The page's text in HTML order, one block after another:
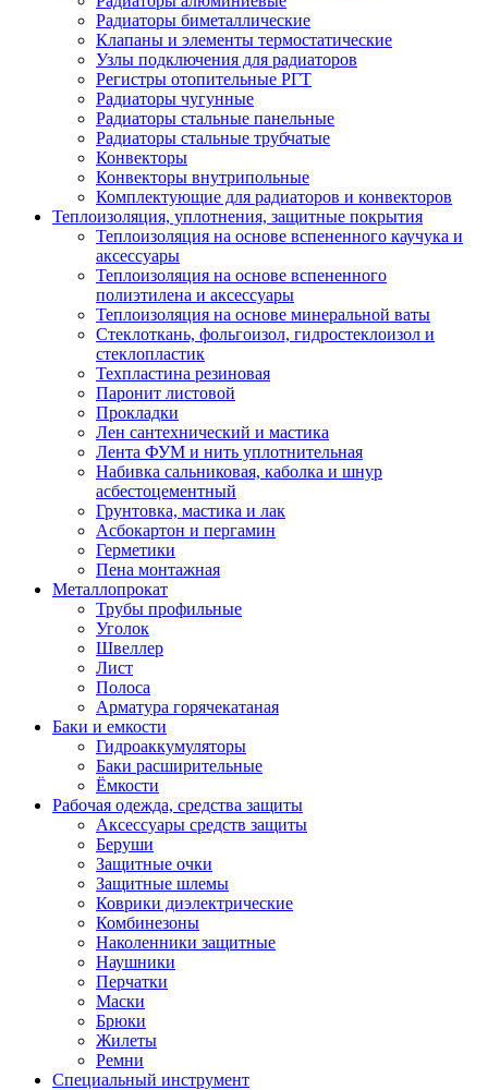
Радиаторы биметаллические
Клапаны и элементы термостатические
Узлы подключения для радиаторов
Регистры отопительные РГТ
Радиаторы чугунные
Радиаторы стальные панельные
Радиаторы стальные трубчатые
Конвекторы
Конвекторы внутрипольные
Комплектующие для радиаторов и конвекторов
Теплоизоляция, уплотнения, защитные покрытия
Теплоизоляция на основе вспененного каучука и
аксессуары
Теплоизоляция на основе вспененного
полиэтилена и аксессуары
Теплоизоляция на основе минеральной ваты
Стеклоткань, фольгоизол, гидростеклоизол и
стеклопластик
Техпластина резиновая
Паронит листовой
Прокладки
Лен сантехнический и мастика
Лента ФУМ и нить уплотнительная
Набивка сальниковая, каболка и шнур
асбестоцементный
Грунтовка, мастика и лак
Асбокартон и пергамин
Герметики
Пена монтажная
Металлопрокат
Трубы профильные
Уголок
Швеллер
Лист
Полоса
Арматура горячекатаная
Баки и емкости
Гидроаккумуляторы
Баки расширительные
Ёмкости
Рабочая одежда, средства защиты
Аксессуары средств защиты
Беруши
Защитные очки
Защитные шлемы
Коврики диэлектрические
Комбинезоны
Наколенники защитные
Наушники
Перчатки
Маски
Брюки
Жилеты
Ремни
Специальный инструмент